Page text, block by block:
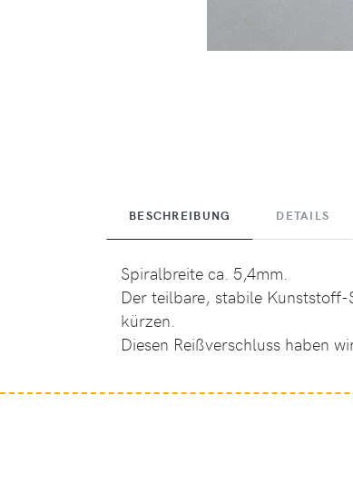
BESCHREIBUNG DETAILS
Spiralbreite ca. 5,4mm.
Der teilbare, stabile
kürzen.
Diesen Reißverschluss haben